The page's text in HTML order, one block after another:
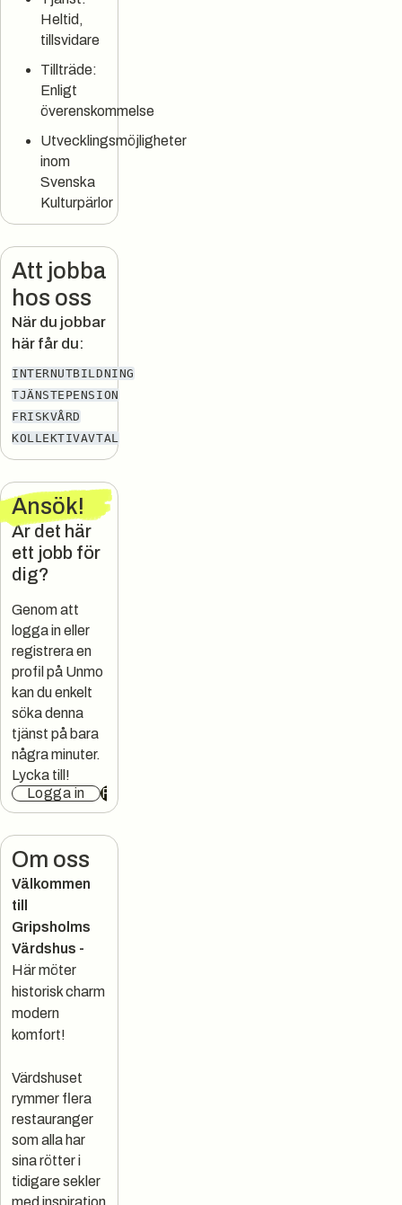
Heltid,
tillsvidare
Tillträde:
Enligt
överenskommelse
Utvecklingsmöjligheter
inom
Svenska
Kulturpärlor
Att jobba
hos oss
När du jobbar
här får du:
INTERNUTBILDNING
TJÄNSTEPENSION
FRISKVÅRD
KOLLEKTIVAVTAL
Ansök!
Är det här
ett jobb för
dig?
Genom att
logga in eller
registrera en
profil på Unmo
kan du enkelt
söka denna
tjänst på bara
några minuter.
Lycka till!
Logga in
Registrera
Om oss
Välkommen
till
Gripsholms
Värdshus -
Här möter
historisk charm
modern
komfort!
Värdshuset
rymmer flera
restauranger
som alla har
sina rötter i
tidigare sekler